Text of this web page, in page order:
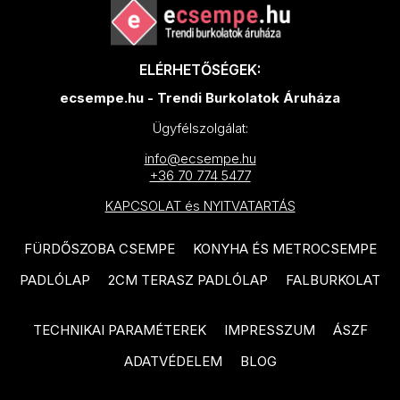
TUBADZIN Unit Plus termékcsalád
TUBADZIN Serenity termékcsalád
TUBADZIN Shine Concrete
termékcsalád
TUBADZIN Plain Stone
termékcsalád
TUBADZIN Senza termékcsalád
TUBADZIN Coma termékcsalád
termékcsalád
TUBADZIN Brainstorm
CERSANIT Charm termékcsalád
TILEZZA Bidisar termékcsalád
TILEZZA Bottega termékcsalád
TILEZZA Breccia termékcsalád
TILEZZA Cararra termékcsalád
TILEZZA Coral termékcsalád
TILEZZA Lea termékcsalád
TILEZZA Pietra termékcsalád
TILEZZA Raggio termékcsalád
TILEZZA Terra termékcsalád
ELÉRHETŐSÉGEK:
ecsempe.hu - Trendi Burkolatok Áruháza
Ügyfélszolgálat:
info@ecsempe.hu
+36 70 774 5477
KAPCSOLAT és NYITVATARTÁS
FÜRDŐSZOBA CSEMPE
KONYHA ÉS METROCSEMPE
PADLÓLAP
2CM TERASZ PADLÓLAP FALBURKOLAT
TECHNIKAI PARAMÉTEREK IMPRESSZUM
ÁSZF
ADATVÉDELEM
BLOG